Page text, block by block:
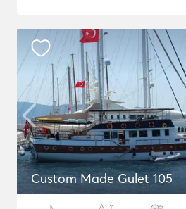
Custom Made Gulet 105